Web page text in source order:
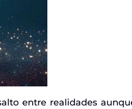
entre realidades